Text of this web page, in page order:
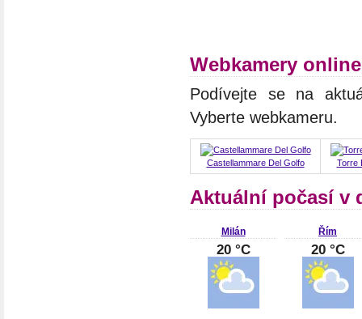
Webkamery
Podívejte se na
Vyberte webkameru.
Castellammare Del Golfo Torre
Aktuální počasí v
Milán
20 °C
Řím
20 °C